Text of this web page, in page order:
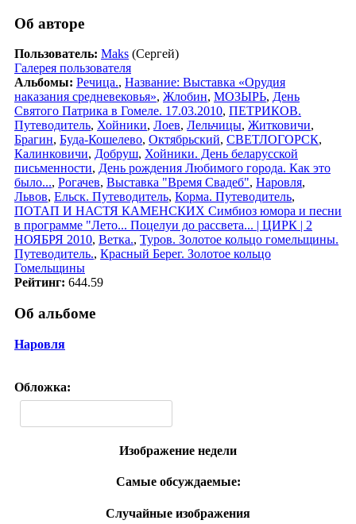
Об авторе
Пользователь: Maks (Сергей)
Галерея пользователя
Альбомы: Речица., Название: Выставка «Орудия
наказания средневековья», Жлобин, МОЗЫРЬ, День
Святого Патрика в Гомеле. 17.03.2010, ПЕТРИКОВ.
Путеводитель, Хойники, Лоев, Лельчицы, Житковичи,
Брагин, Буда-Кошелево, Октябрьский, СВЕТЛОГОРСК,
Калинковичи, Добруш, Хойники. День беларусской
письменности, День рождения Любимого города. Как это
было..., Рогачев, Выставка "Время Свадеб", Наровля,
Львов, Ельск. Путеводитель, Корма. Путеводитель,
ПОТАП И НАСТЯ КАМЕНСКИХ Симбиоз юмора и песни
в программе "Лето... Поцелуи до рассвета... | ЦИРК | 2
НОЯБРЯ 2010, Ветка., Туров. Золотое кольцо гомельщины.
Путеводитель., Красный Берег. Золотое кольцо
Гомельщины
Рейтинг: 644.59
Об альбоме
Наровля
Обложка:
Изображение недели
Самые обсуждаемые:
Случайные изображения